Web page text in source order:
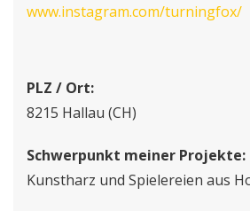
www.instagram.com/turningfox/
PLZ / Ort:
8215 Hallau (CH)
Schwerpunkt meiner Projekte:
Kunstharz und Spielereien aus